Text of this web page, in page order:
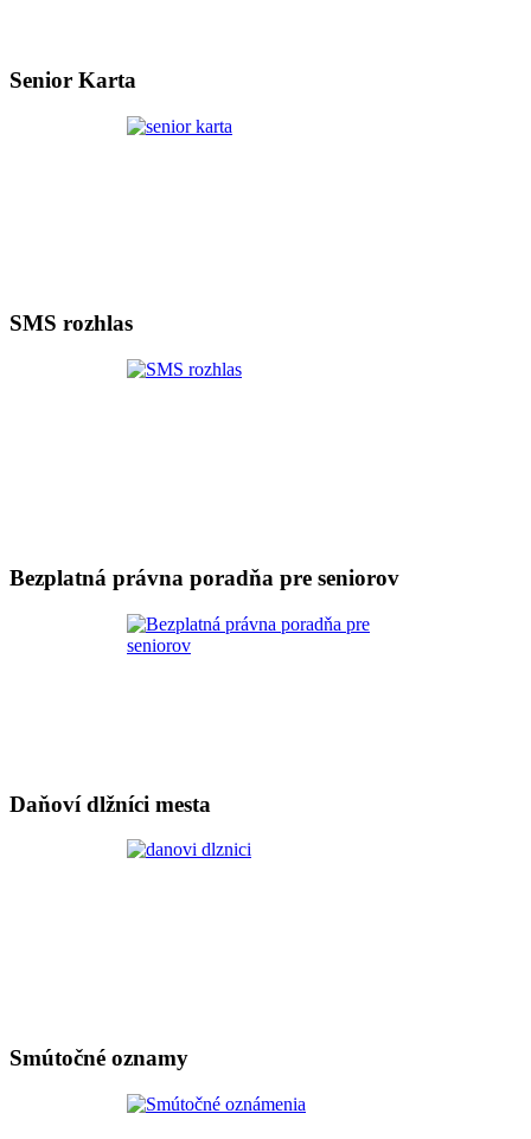
Senior Karta
SMS rozhlas
Bezplatná právna poradňa pre seniorov
Daňoví dlžníci mesta
Smútočné oznamy